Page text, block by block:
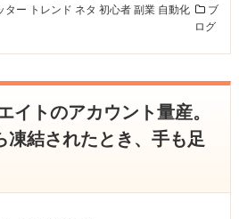
ター トレンド ネタ 初心者 副業 自動化
ブ
ログ
イトのアカウント量産。
凍結されたとき、手も足